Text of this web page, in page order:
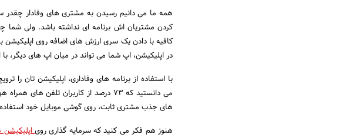
همه ما می دانیم رسیدن به مشتری های وفادار
کردن مشتریان اش برنامه ای نداشته باشد. ولی شما
کافیه با دادن یک سری ارزش های اضافه روی اپلیکیشن
در اپلیکیشن، اپ شما می تواند در میان اپ های دیگر،
با استفاده از برنامه های وفاداری، اپلیکیشن تان
می دانستید که 73 درصد از کاربران
های جذب مشتری ثابت، روی گوشی موبایل خود استفاده
هنوز هم فکر می کنید که سرمایه گذاری رویاپلیکیشن